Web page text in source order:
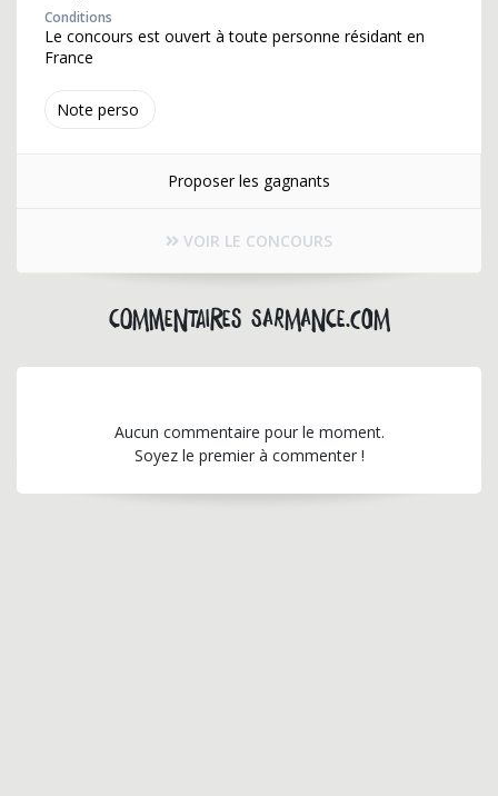
Note perso
Conditions
Le concours est ouvert à toute personne résidant en
France
Proposer les gagnants
VOIR LE CONCOURS
Commentaires sarmance.com
Aucun commentaire pour le moment.
Soyez le premier à commenter !